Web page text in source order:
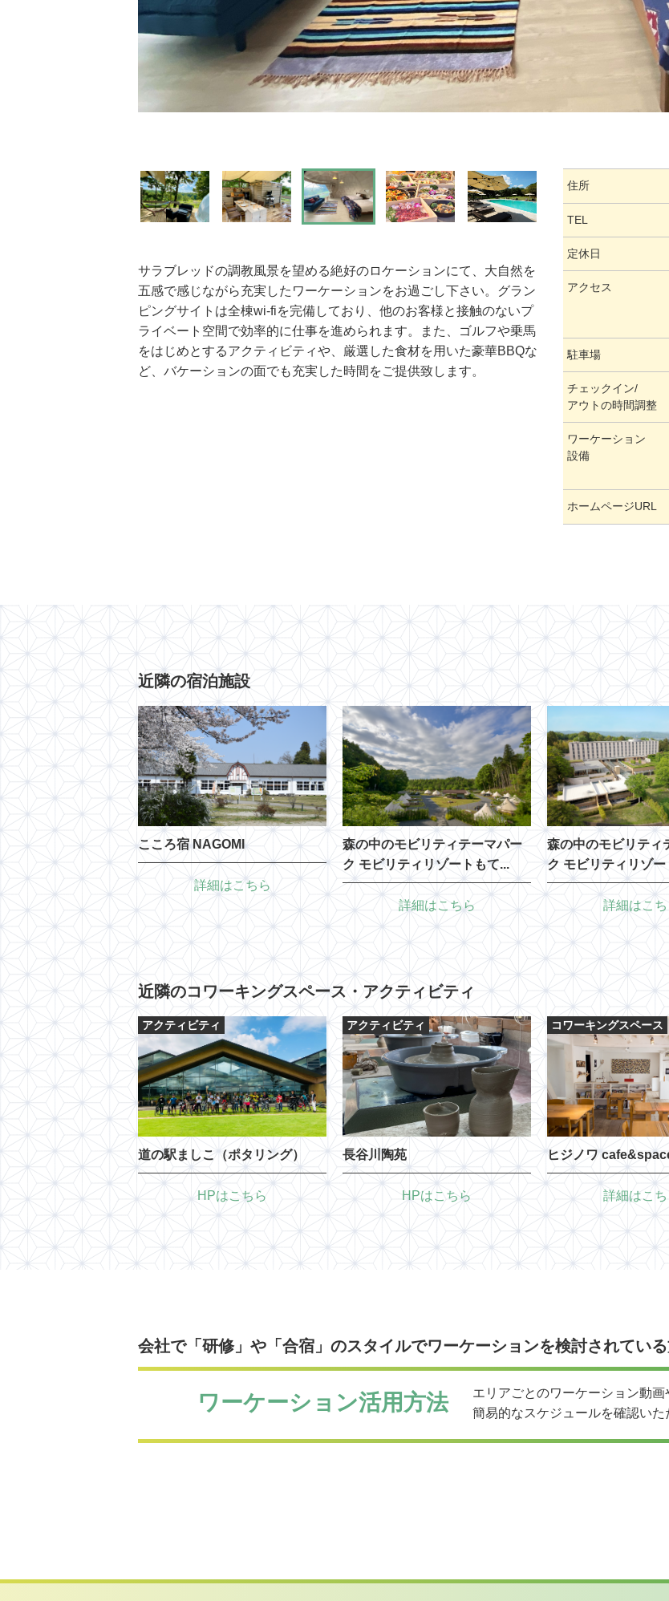
サラブレッドの調教風景を望める絶好のロケーションにて、大自然を
五感で感じながら充実したワーケーションをお過ごし下さい。グラン
ピングサイトは全棟wi-fiを完備しており、他のお客様と接触のないプ
ライベート空間で効率的に仕事を進められます。また、ゴルフや乗馬
をはじめとするアクティビティや、厳選した食材を用いた豪華BBQな
ど、バケーションの面でも充実した時間をご提供致します。
住所
TEL
定休日
アクセス
駐車場
チェックイン/
アウトの時間調整
ワーケーション
設備
ホームページURL
近隣の宿泊施設
こころ宿 NAGOMI
詳細はこちら
森の中のモビリティテーマパー
ク モビリティリゾートもて...
詳細はこちら
森の中のモビリティ
ク モビリティリゾー
詳細はこち
近隣のコワーキングスペース・アクティビティ
アクティビティ
道の駅ましこ（ポタリング）
HPはこちら
アクティビティ
長谷川陶苑
HPはこちら
コワーキングスペース
ヒジノワ
詳細はこち
会社で「研修」や「合宿」のスタイルでワーケーションを検討されてい
ワーケーション活用方法
エリアごとのワーケーション動画
簡易的なスケジュールを確認いた